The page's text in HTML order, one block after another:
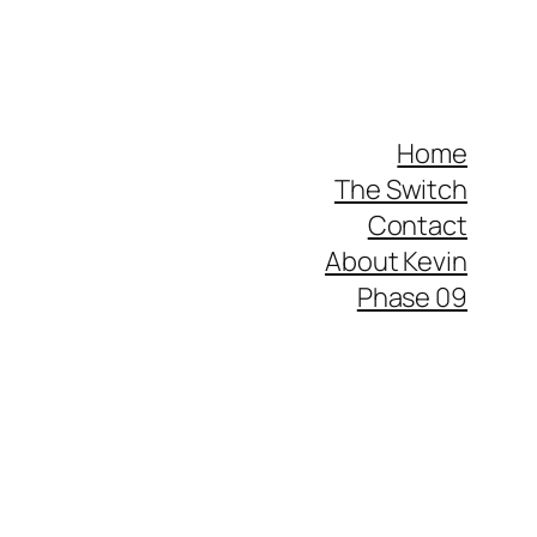
Home
The Switch
Contact
About Kevin
Phase 09